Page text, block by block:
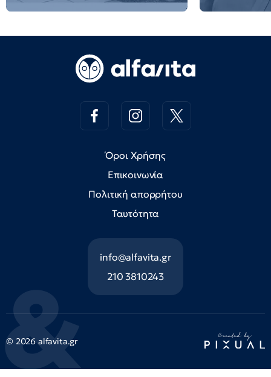
Όροι Χρήσης
Επικοινωνία
Πολιτική απορρήτου
Ταυτότητα
info@alfavita.gr
210 3810243
© 2026 alfavita.gr